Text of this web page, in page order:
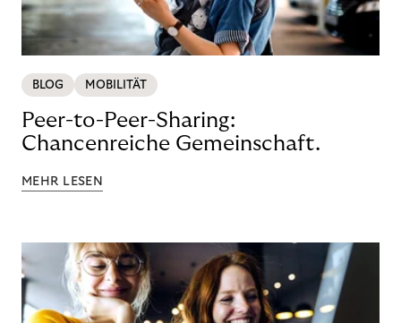
BLOG MOBILITÄT
Peer-to-Peer-Sharing:
Chancenreiche Gemeinschaft.
MEHR LESEN